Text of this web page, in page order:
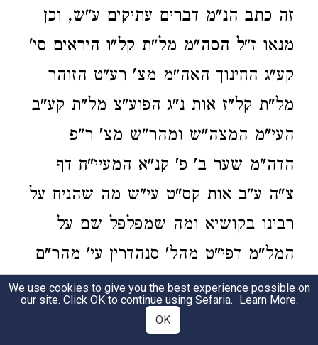
זה כתב הנ"מ דברים עתיקים ע"ש, וכן
מנאו ז"ל הסה"מ מל"ת קל"ו היראים סי'
קע"ג החינוך האה"מ מצ' רע"ט הזוהר
מל"ת קל"ז אות נ"ג הפוע"צ מל"ת קע"ב
העי"מ המצה"ש ומהר"ש מצ' ר"פ
הדה"מ שער ב' פ' קנ"א המעיי"ח דף
צ"ה ע"ב אות קס"ט עי"ש מה שהניח על
רבינו בקושיא ומה שמפלפל שם על
המל"מ דפי"ט מהל' סנהדרין עי' מהר"ם
שיק סי' הנ"ל, והפרטי דינים שכ' רבינו
עי' רמב"ם שם ולהלכה טוש"ע יו"ד סי'
We use cookies to give you the best experience possible on
our site. Click OK to continue using Sefaria. Learn More.
OK